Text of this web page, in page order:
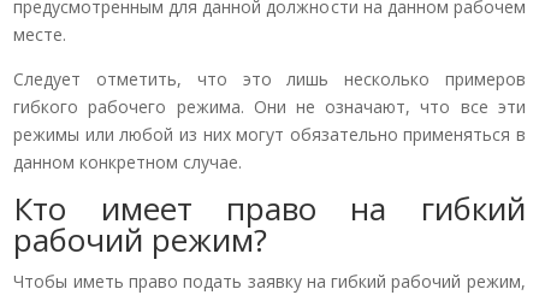
предусмотренным для данной должности на данном рабочем
месте.
Следует отметить, что это лишь несколько примеров
гибкого рабочего режима. Они не означают, что все эти
режимы или любой из них могут обязательно применяться в
данном конкретном случае.
Кто имеет право на гибкий
рабочий режим?
Чтобы иметь право подать заявку на гибкий рабочий режим,